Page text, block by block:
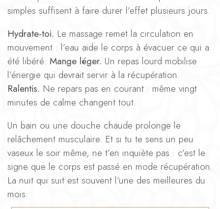
simples suffisent à faire durer l’effet plusieurs jours.
Hydrate-toi. Le massage remet la circulation en
mouvement : l’eau aide le corps à évacuer ce qui a
été libéré. Mange léger. Un repas lourd mobilise
l’énergie qui devrait servir à la récupération.
Ralentis. Ne repars pas en courant : même vingt
minutes de calme changent tout.
Un bain ou une douche chaude prolonge le
relâchement musculaire. Et si tu te sens un peu
vaseux le soir même, ne t’en inquiète pas : c’est le
signe que le corps est passé en mode récupération.
La nuit qui suit est souvent l’une des meilleures du
mois.